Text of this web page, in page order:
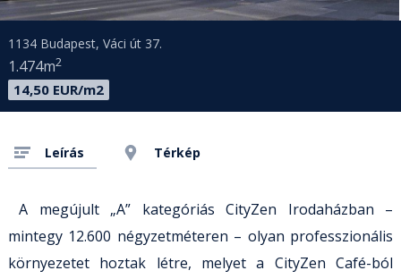
1134 Budapest, Váci út 37.
1.474m2
14,50 EUR/m2
Leírás Térkép
A megújult „A” kategóriás CityZen Irodaházban –
mintegy 12.600 négyzetméteren – olyan professzionális
környezetet hoztak létre, melyet a CityZen Café-ból